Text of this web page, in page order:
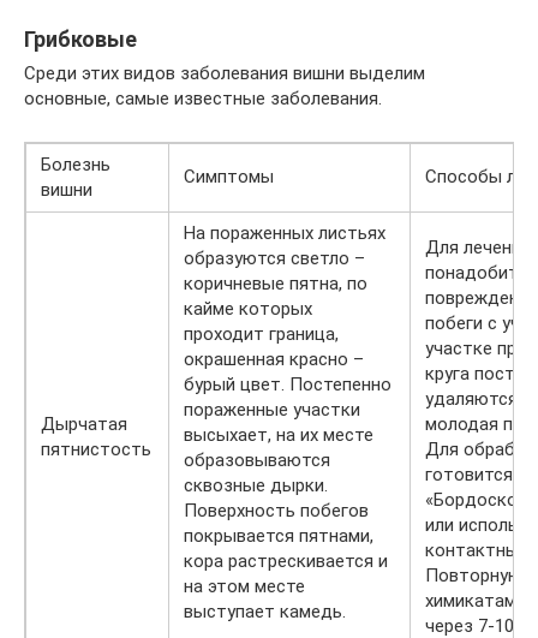
Грибковые
Среди этих видов заболевания вишни выделим
основные, самые известные заболевания.
Болезнь
вишни
Симптомы Способы
Дырчатая
пятнистость
На пораженных листьях
образуются светло –
коричневые пятна, по
кайме которых
проходит граница,
окрашенная красно –
бурый цвет. Постепенно
пораженные участки
высыхает, на их месте
образовываются
сквозные дырки.
Поверхность побегов
покрывается пятнами,
кора растрескивается и
на этом месте
выступает камедь.
Для лечения
побеги с
участке
круга
удаляются
молодая
Для
готовится
«Бордоской
или
контактный
Повторную
химикатами
через 7-10